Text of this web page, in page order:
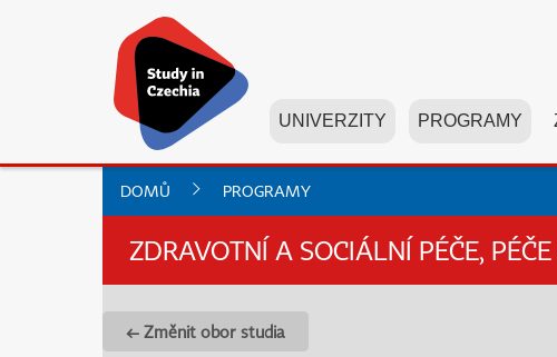
UNIVERZITY PROGRAMY
DOMŮ PROGRAMY
ZDRAVOTNÍ A SOCIÁLNÍ PÉČE,
← Změnit obor studia